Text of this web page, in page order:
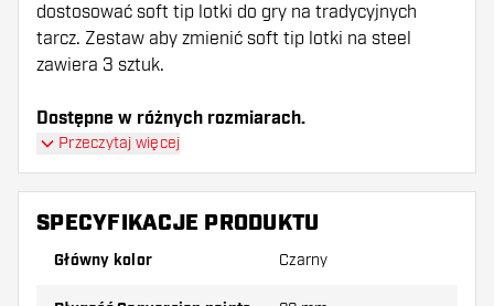
dostosować soft tip lotki do gry na tradycyjnych
tarcz. Zestaw aby zmienić soft tip lotki na steel
zawiera 3 sztuk.
Dostępne w różnych rozmiarach.
Przeczytaj więcej
SPECYFIKACJE PRODUKTU
Główny kolor Czarny